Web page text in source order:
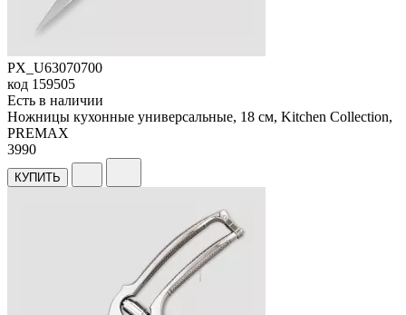
PX_U63070700
код 159505
Есть в наличии
Ножницы кухонные универсальные, 18 см, Kitchen Collection,
PREMAX
3990
КУПИТЬ